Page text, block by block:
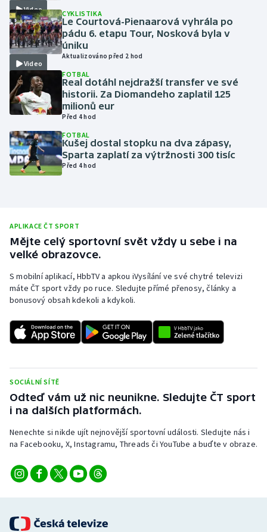
Lyže a snowboard
Moderní pětiboj
Motorsport
Olympijské hry
Parasport
Plavání
Ragby
Rychlobruslení
Rychlostní kanoistika
Short track
Sportovní střelba
Stolní tenis
Triatlon
Vodní slalom
Volejbal
Video
Video
CYKLISTIKA
Le Courtová-Pienaarová vyhrála po
pádu 6. etapu Tour, Nosková byla v
úniku
Aktualizováno před 2 hod
FOTBAL
Real dotáhl nejdražší transfer ve své
historii. Za Diomandeho zaplatil 125
milionů eur
Před 4 hod
FOTBAL
Kušej dostal stopku na dva zápasy,
Sparta zaplatí za výtržnosti 300 tisíc
Před 4 hod
APLIKACE ČT SPORT
Mějte celý sportovní svět vždy u sebe i na
velké obrazovce.
S mobilní aplikací, HbbTV a apkou iVysílání ve své chytré televizi
máte ČT sport vždy po ruce. Sledujte přímé přenosy, články a
bonusový obsah kdekoli a kdykoli.
SOCIÁLNÍ SÍTĚ
Odteď vám už nic neunikne. Sledujte ČT sport
i na dalších platformách.
Nenechte si nikde ujít nejnovější sportovní události. Sledujte nás i
na Facebooku, X, Instagramu, Threads či YouTube a buďte v obraze.